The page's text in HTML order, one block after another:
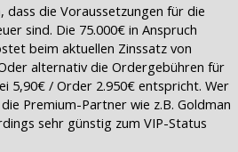
dass die Voraussetzungen für die
sind. Die 75.000€ in Anspruch
beim aktuellen Zinssatz von
alternativ die Ordergebühren für
5,90€ / Order 2.950€ entspricht. Wer
Premium-Partner wie z.B. Goldman
sehr günstig zum VIP-Status